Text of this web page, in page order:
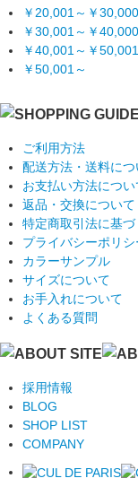
￥20,001～￥30,000
￥30,001～￥40,000
￥40,001～￥50,001
￥50,001～
ご利用方法
配送方法・送料につ
お支払い方法につい
返品・交換について
特定商取引法に基
プライバシーポリシ
カラーサンプル
サイズについて
お手入れについて
よくある質問
採用情報
BLOG
SHOP LIST
COMPANY